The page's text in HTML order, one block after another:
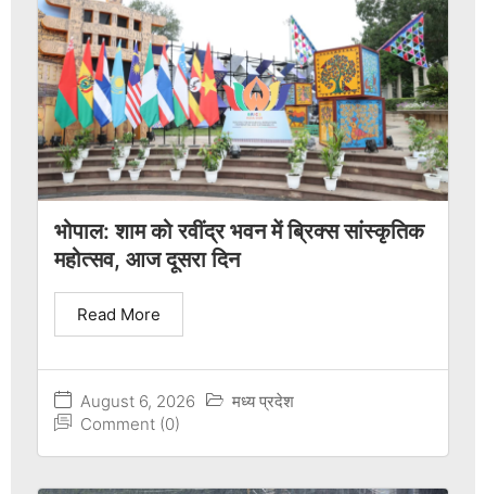
भोपाल: शाम को रवींद्र भवन में ब्रिक्स सांस्कृतिक
महोत्सव, आज दूसरा दिन
August 6, 2026
मध्य प्रदेश
Comment (0)
Read More